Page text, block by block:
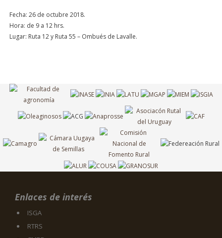
Fecha: 26 de octubre 2018.
Hora: de 9 a 12 hrs.
Lugar: Ruta 12 y Ruta 55 – Ombués de Lavalle.
Enlaces de interés
ISGA
RTRS